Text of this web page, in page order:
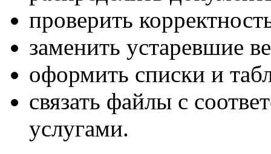
проверить
заменить устаревшие
оформить списки и
связать файлы с
услугами.